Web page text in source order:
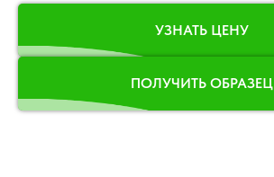
УЗНАТЬ ЦЕНУ
ПОЛУЧИТЬ ОБРАЗЕЦ